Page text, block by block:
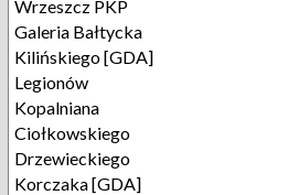
Wrzeszcz PKP
Galeria Bałtycka
Kilińskiego [GDA]
Legionów
Kopalniana
Ciołkowskiego
Drzewieckiego
Korczaka [GDA]